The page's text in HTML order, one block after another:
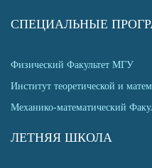
СПЕЦИАЛЬНЫЕ
Физический Факультет МГУ
Институт теоретической и
Механико-математический
ЛЕТНЯЯ ШКОЛА